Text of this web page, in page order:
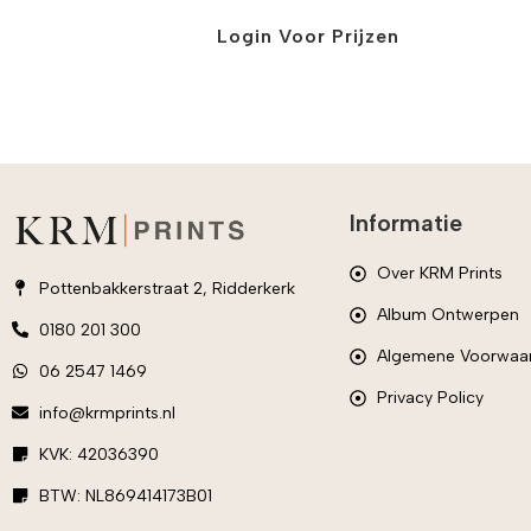
Login Voor Prijzen
Pottenbakkerstraat 2, Ridderkerk
0180 201 300
06 2547 1469
info@krmprints.nl
KVK: 42036390
BTW: NL869414173B01
Informatie
Over KRM Prints
Album Ontwerpen
Algemene
Privacy Policy